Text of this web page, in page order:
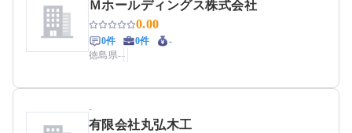
Ｍホールディングス株式会社
0.00
0件 0件
-
徳島県--
-
有限会社丸弘木工